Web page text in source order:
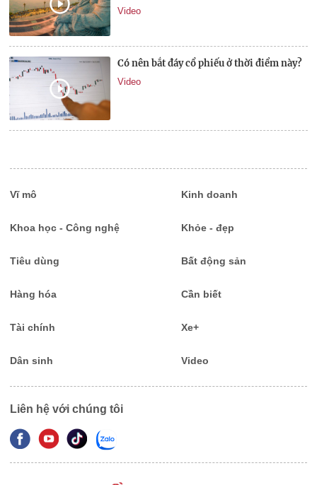
Video
Có nên bắt đáy cổ phiếu ở thời điểm này?
Video
Vĩ mô Kinh doanh
Khoa học - Công nghệ Khỏe - đẹp
Tiêu dùng Bất động sản
Hàng hóa Cần biết
Tài chính Xe+
Dân sinh Video
Liên hệ với chúng tôi